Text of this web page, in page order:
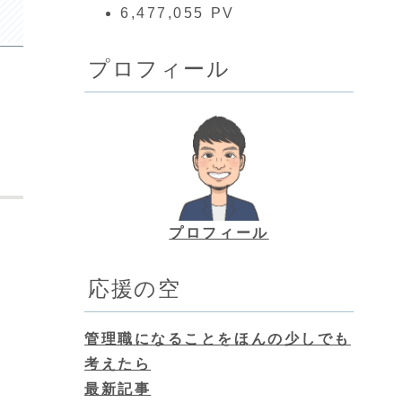
6,477,055 PV
プロフィール
プロフィール
応援の空
管理職になることをほんの少しでも
考えたら
最新記事